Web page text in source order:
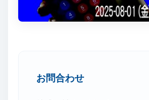
お問合わせ